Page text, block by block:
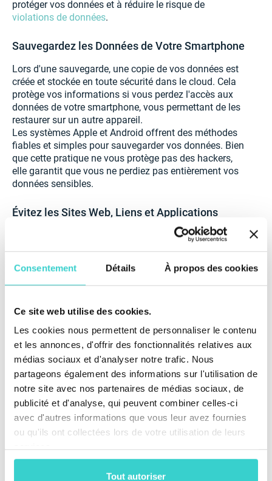
Consentement Détails À propos des cookies
Ce site web utilise des cookies.
Les cookies nous permettent de personnaliser le contenu
et les annonces, d'offrir des fonctionnalités relatives aux
médias sociaux et d'analyser notre trafic. Nous
partageons également des informations sur l'utilisation de
notre site avec nos partenaires de médias sociaux, de
publicité et d'analyse, qui peuvent combiner celles-ci
avec d'autres informations que vous leur avez fournies
ou qu'ils ont collectées lors de votre utilisation de leurs
Tout autoriser
protéger vos données et à réduire le risque de
violations de données.
Sauvegardez les Données de Votre Smartphone
Lors d'une sauvegarde, une copie de vos données est
créée et stockée en toute sécurité dans le cloud. Cela
protège vos informations si vous perdez l'accès aux
données de votre smartphone, vous permettant de les
restaurer sur un autre appareil.
Les systèmes Apple et Android offrent des méthodes
fiables et simples pour sauvegarder vos données. Bien
que cette pratique ne vous protège pas des hackers,
elle garantit que vous ne perdiez pas entièrement vos
données sensibles.
Évitez les Sites Web, Liens et Applications
Il peut ne pas être évident de savoir ce que signifie
"suspect" dans ce contexte. Cependant, voici cinq
conseils pour minimiser les risques d'attaques de
phishing :
Évitez les URL étranges et les sites web avec
beaucoup de publicités. Ne faites pas confiance
aux sites qui utilisent "http://" au lieu de "https://".
Le "https://" indique que le site web crypte vos
données, ce qui est plus sécurisé.
Survolez le lien avec votre souris pour vérifier qu'il
correspond bien à l'URL réelle.
Vérifiez toujours que vous êtes bien sur le site
officiel avant d'entrer des informations sensibles,
comme des coordonnées bancaires.
Lisez les avis et vérifiez la note de l'application sur